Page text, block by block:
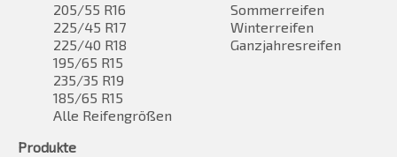
205/55 R16
225/45 R17
225/40 R18
195/65 R15
235/35 R19
185/65 R15
Alle Reifengrößen
Sommerreifen
Winterreifen
Ganzjahresreifen
Produkte